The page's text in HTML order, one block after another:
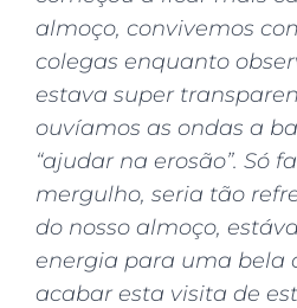
almoço, convivemos
colegas enquanto
estava super
ouvíamos as ondas a
“ajudar na erosão”. Só
mergulho, seria tão
do nosso almoço,
energia para uma bela
acabar esta visita de